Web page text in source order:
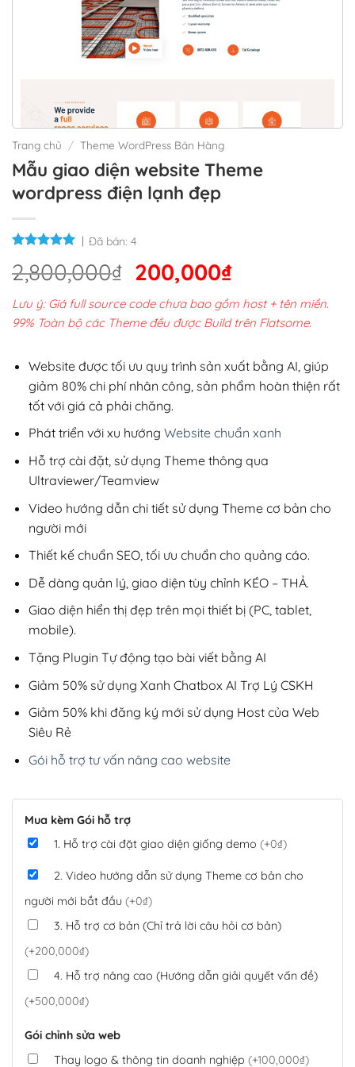
Trang chủ / Theme WordPress Bán Hàng
Mẫu giao diện website Theme
wordpress điện lạnh đẹp
Đã bán: 4
2,800,000₫ Giá
gốc
là:
2,800,000₫.
200,000₫Giá
hiện
tại
200,000₫.
Lưu ý: Giá full source code chưa bao gồm host + tên miền.
99% Toàn bộ các Theme đều được Build trên Flatsome.
Website được tối ưu quy trình sản xuất bằng AI, giúp
giảm 80% chi phí nhân công, sản phẩm hoàn thiện rất
tốt với giá cả phải chăng.
Phát triển với xu hướng Website chuẩn xanh
Hỗ trợ cài đặt, sử dụng Theme thông qua
Ultraviewer/Teamview
Video hướng dẫn chi tiết sử dụng Theme cơ bản cho
người mới
Thiết kế chuẩn SEO, tối ưu chuẩn cho quảng cáo.
Dễ dàng quản lý, giao diện tùy chỉnh KÉO – THẢ.
Giao diện hiển thị đẹp trên mọi thiết bị (PC, tablet,
mobile).
Tặng Plugin Tự động tạo bài viết bằng AI
Giảm 50% sử dụng Xanh Chatbox AI Trợ Lý CSKH
Giảm 50% khi đăng ký mới sử dụng Host của Web
Siêu Rẻ
Gói hỗ trợ tư vấn nâng cao website
Mua kèm Gói hỗ trợ
1. Hỗ trợ cài đặt giao diện giống demo (+0₫)
2. Video hướng dẫn sử dụng Theme cơ bản cho
người mới bắt đầu (+0₫)
3. Hỗ trợ cơ bản (Chỉ trả lời câu hỏi cơ bản)
(+200,000₫)
4. Hỗ trợ nâng cao (Hướng dẫn giải quyết vấn đề)
(+500,000₫)
Gói chỉnh sửa web
Thay logo & thông tin doanh nghiệp (+100,000₫)